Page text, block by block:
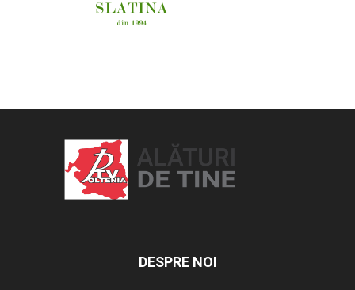
DESPRE NOI